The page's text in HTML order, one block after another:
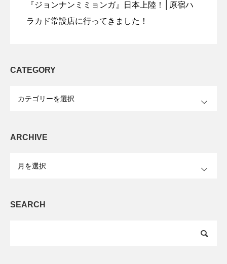
『ジョンナンミミョンガ』日本上陸！│原宿ハ
ラカド常設店に行ってきました！
CATEGORY
ARCHIVE
SEARCH